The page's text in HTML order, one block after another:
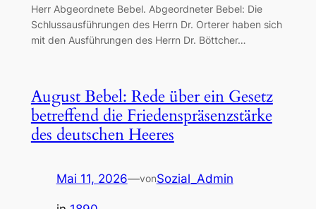
Herr Abgeordnete Bebel. Abgeordneter Bebel: Die
Schlussausführungen des Herrn Dr. Orterer haben sich
mit den Ausführungen des Herrn Dr. Böttcher…
August Bebel: Rede über ein Gesetz
betreffend die Friedenspräsenzstärke
des deutschen Heeres
Mai 11, 2026—vonSozial_Admin